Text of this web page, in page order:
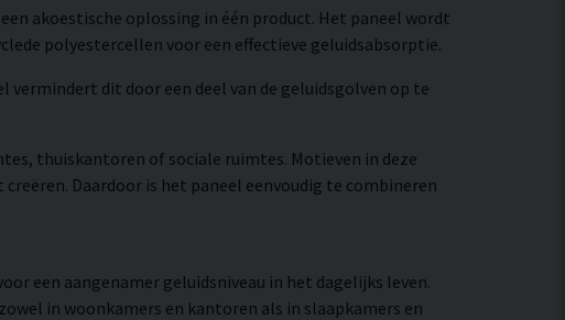
akoestische oplossing in één product. Het paneel wordt
polyestercellen voor een effectieve geluidsabsorptie.
dit door een deel van de geluidsgolven op te
thuiskantoren of sociale ruimtes. Motieven in deze
Daardoor is het paneel eenvoudig te combineren
een aangenamer geluidsniveau in het dagelijks leven.
in woonkamers en kantoren als in slaapkamers en